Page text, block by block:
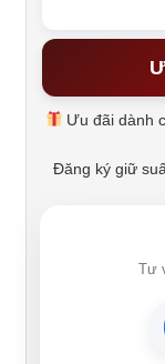
Ưu đãi dành
Đăng ký giữ
Tư